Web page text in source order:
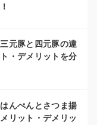
元豚と四元豚の違
・デメリットを分
んぺんとさつま揚
リット・デメリッ